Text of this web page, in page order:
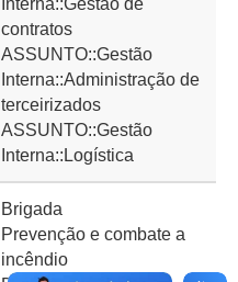
Interna::Gestão de
contratos
ASSUNTO::Gestão
Interna::Administração de
terceirizados
ASSUNTO::Gestão
Interna::Logística
Brigada
Prevenção e combate a
incêndio